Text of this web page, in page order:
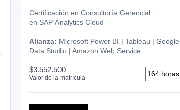
Certificación en Consultoría Gerencial
en SAP Analytics Cloud
Alianza: Microsoft Power BI | Tableau | Google
Data Studio | Amazon Web Service
$3.552.500
Valor de la matrícula 164 horas